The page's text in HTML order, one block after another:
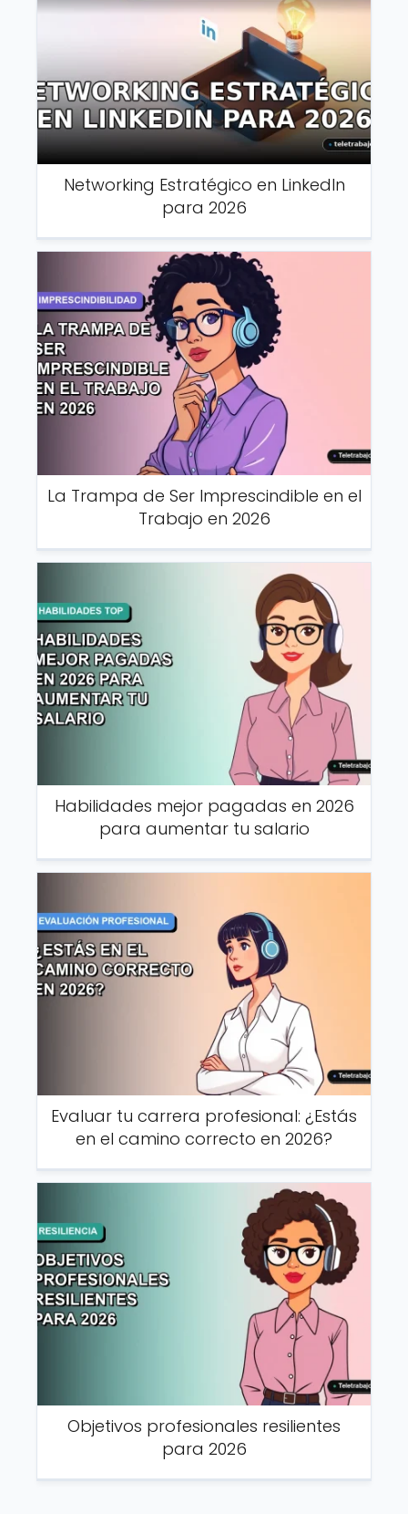
Networking Estratégico en LinkedIn
para 2026
La Trampa de Ser Imprescindible en el
Trabajo en 2026
Habilidades mejor pagadas en 2026
para aumentar tu salario
Evaluar tu carrera profesional: ¿Estás
en el camino correcto en 2026?
Objetivos profesionales resilientes
para 2026